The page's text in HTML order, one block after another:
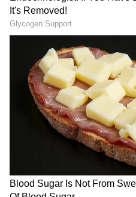
ఈ సారి సౌత్ ఆడియన్స్ తో
భాగా స్పందించారు.
ఆకాశానికి ఎత్తారు. సౌత్
వచ్చింది, ఎందుకు ఇలా
అద్బుతాలు సృస్టిస్టోంది
రోణ మ్యూజిక్, బ్రాగ్రౌండ్
ఆడియన్స్.